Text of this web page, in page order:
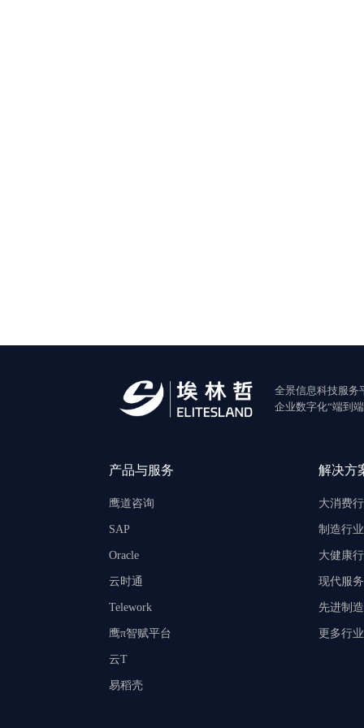
全景信息科技服务
企业数字化“端到
产品与服务
鹰道咨询
SAP
Oracle
云时通
Telework
鹰π智赋平台
云T
易稻壳
解决方
大消费
制造行业
大健康
现代服
先进制
更多行业